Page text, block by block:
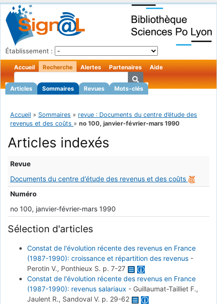
Établissement :
Accueil Recherche
Articles Sommaires Revues Mots-clés
Alertes Partenaires Aide
Accueil » Sommaires » revue : Documents du centre d’étude des
revenus et des coûts » no 100, janvier-février-mars 1990
Articles indexés
Revue
Documents du centre d’étude des revenus et des coûts
Numéro
no 100, janvier-février-mars 1990
Sélection d'articles
Constat de l'évolution récente des revenus en France
(1987-1990): croissance et répartition des revenus -
Perotin V., Ponthieux S. p. 7-27
Constat de l'évolution récente des revenus en France
(1987-1990): revenus salariaux - Guillaumat-Tailliet F.,
Jaulent R., Sandoval V. p. 29-62